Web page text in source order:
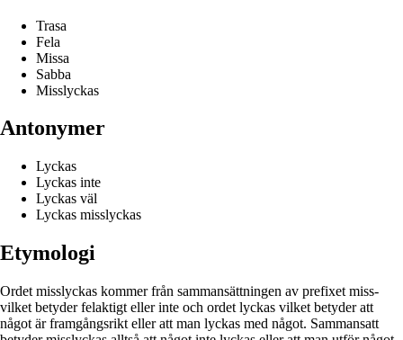
Trasa
Fela
Missa
Sabba
Misslyckas
Antonymer
Lyckas
Lyckas inte
Lyckas väl
Lyckas misslyckas
Etymologi
Ordet misslyckas kommer från sammansättningen av prefixet miss-
vilket betyder felaktigt eller inte och ordet lyckas vilket betyder att
något är framgångsrikt eller att man lyckas med något. Sammansatt